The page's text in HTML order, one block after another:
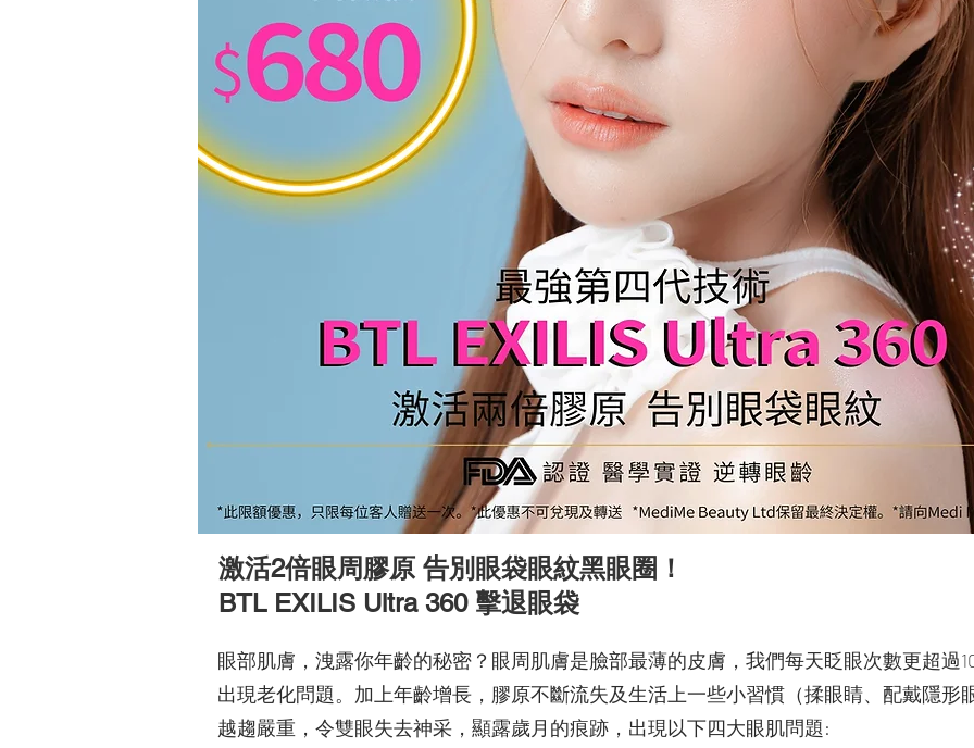
激活2倍眼周膠原 告別眼袋眼紋黑眼圈！
BTL EXILIS Ultra 360 擊退眼袋
眼部肌膚，洩露你年齡的秘密？眼周肌膚是臉部最薄的皮膚，我們每天眨眼次數更超過
出現老化問題。加上年齡增長，膠原不斷流失及生活上一些小習慣（揉眼睛、配戴隱形
越趨嚴重，令雙眼失去神采，顯露歲月的痕跡，出現以下四大眼肌問題: